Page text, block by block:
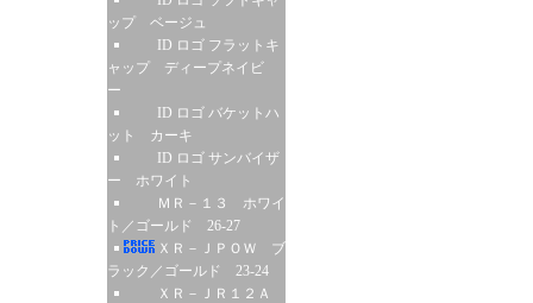
ップ ベージュ
ID ロゴ フラットキ
ャップ ディープネイビ
ー
ID ロゴ バケットハ
ット カーキ
ID ロゴ サンバイザ
ー ホワイト
ＭＲ－１３ ホワイ
ト／ゴールド 26-27
ＸＲ－ＪＰＯＷ ブ
ラック／ゴールド 23-24
ＸＲ－ＪＲ１２Ａ